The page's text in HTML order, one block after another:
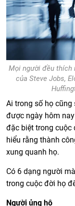
Mọi người đều thích
của Steve Jobs,
Ai trong số họ
được ngày hôm
đặc biệt trong cuộc
hiểu rằng thành
xung quanh họ.
Có 6 dạng người
trong cuộc đời họ
Người ủng hộ